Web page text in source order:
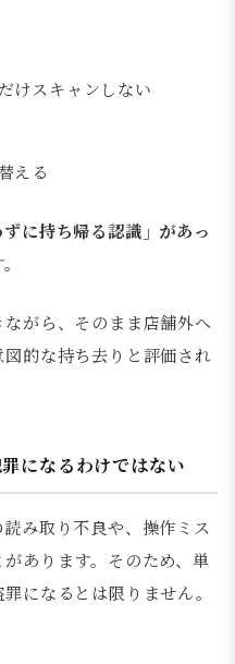
けスキャンしない
える
ずに持ち帰る認識」があっ
がら、そのまま店舗外へ
的な持ち去りと評価され
になるわけではない
み取り不良や、操作ミス
あります。そのため、単
になるとは限りません。